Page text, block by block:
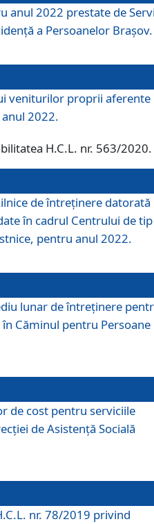
anul 2022 prestate de
a Persoanelor Braşov.
veniturilor proprii aferente
2022.
H.C.L. nr. 563/2020.
de întreținere datorată
în cadrul Centrului de tip
pentru anul 2022.
lunar de întreţinere
Căminul pentru Persoane
de cost pentru serviciile
de Asistență Socială
nr. 78/2019 privind